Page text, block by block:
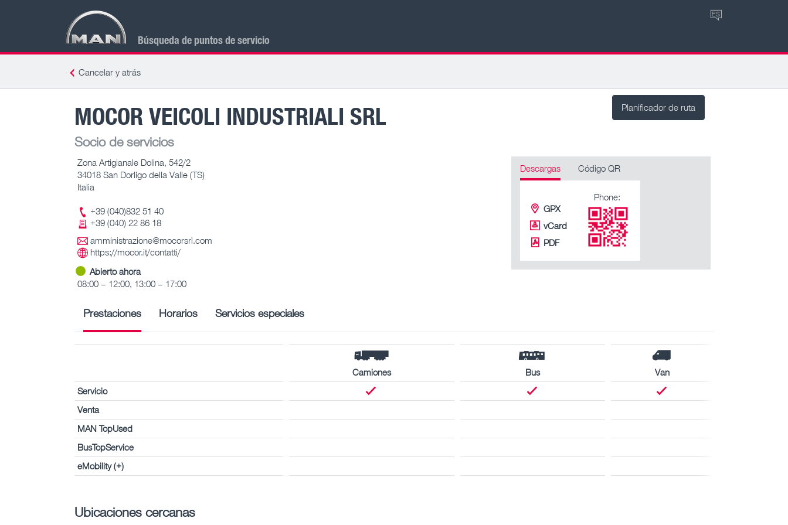
Búsqueda de puntos de servicio
ES
Cancelar y atrás
Planificador de ruta
MOCOR VEICOLI INDUSTRIALI SRL
Socio de servicios
Zona Artigianale Dolina, 542/2
34018 San Dorligo della Valle (TS)
Italia
+39 (040)832 51 40
+39 (040) 22 86 18
amministrazione@mocorsrl.com
https://mocor.it/contatti/
Abierto ahora
08:00 – 12:00, 13:00 – 17:00
Descargas Código QR
GPX
vCard
PDF
Phone:
Prestaciones Horarios Servicios especiales
Camiones Bus
Van
Servicio
Venta
MAN TopUsed
BusTopService
eMobility (+)
Ubicaciones cercanas